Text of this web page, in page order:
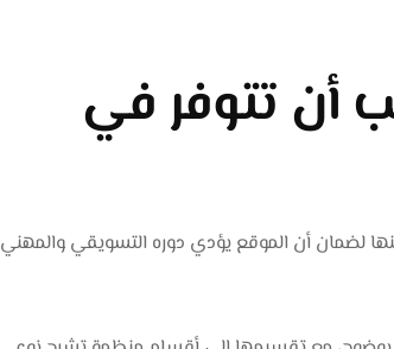
أن تتوفر في
لضمان أن الموقع يؤدي دوره التسويقي والمهني